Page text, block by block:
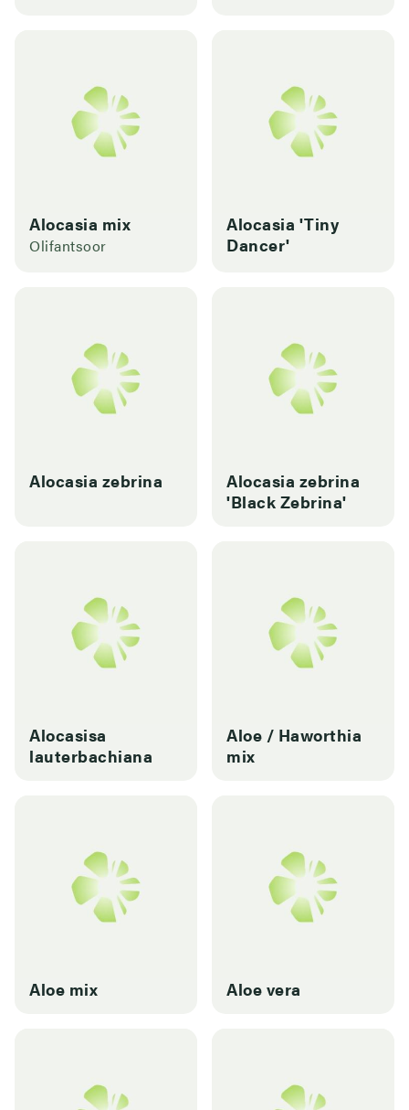
Alocasia mix
Olifantsoor
Alocasia 'Tiny
Dancer'
Alocasia zebrina
Alocasia zebrina
'Black Zebrina'
Alocasisa
lauterbachiana
Aloe / Haworthia
mix
Aloe mix Aloe vera